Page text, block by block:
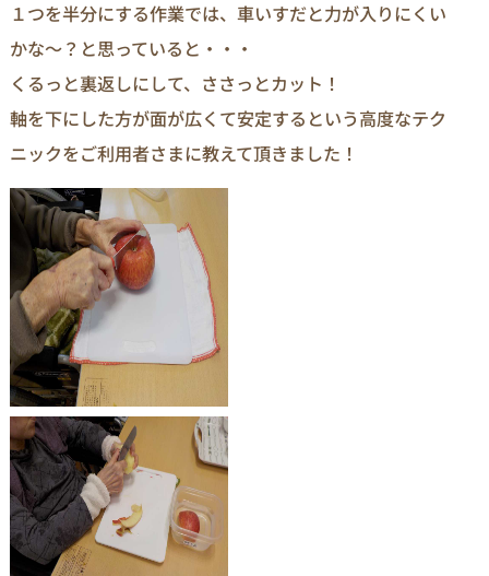
１つを半分にする作業では、車いすだと力が入りにくい
かな～？と思っていると・・・
くるっと裏返しにして、ささっとカット！
軸を下にした方が面が広くて安定するという高度なテク
ニックをご利用者さまに教えて頂きました！